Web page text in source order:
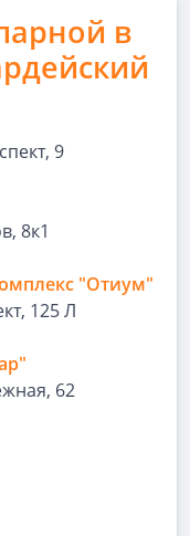
в
9
8к1
"Отиум"
125 Л
62